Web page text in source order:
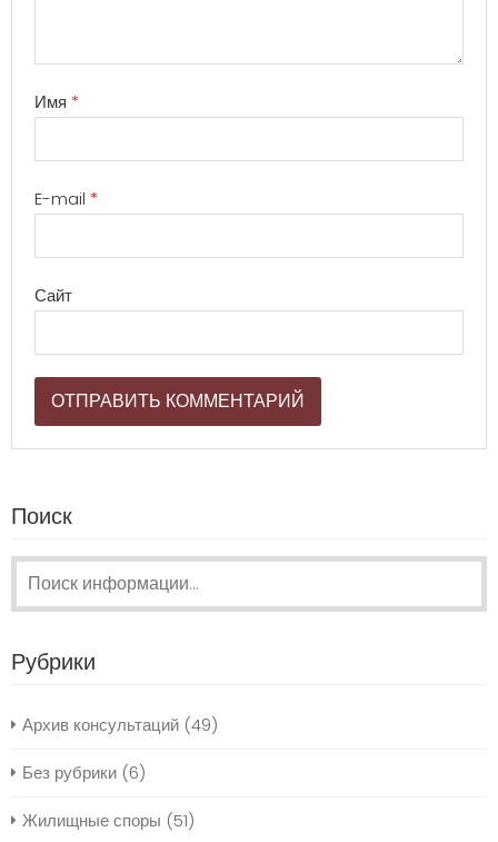
Имя *
E-mail *
Сайт
Поиск
Поиск:
Рубрики
Архив консультаций (49)
Без рубрики (6)
Жилищные споры (51)